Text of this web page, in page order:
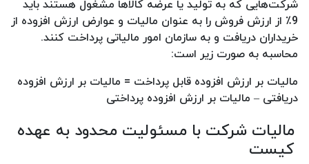
9٪ از ارزش فروش را به عنوان مالیات و عوارض ارزش افزوده از
خریداران دریافت و به سازمان امور مالیاتی پرداخت کنند.
محاسبه به صورت زیر است:
مالیات بر ارزش افزوده قابل پرداخت = مالیات بر ارزش افزوده
دریافتی – مالیات بر ارزش افزوده پرداختی
مالیات شرکت با مسئولیت محدود به عهده
کیست